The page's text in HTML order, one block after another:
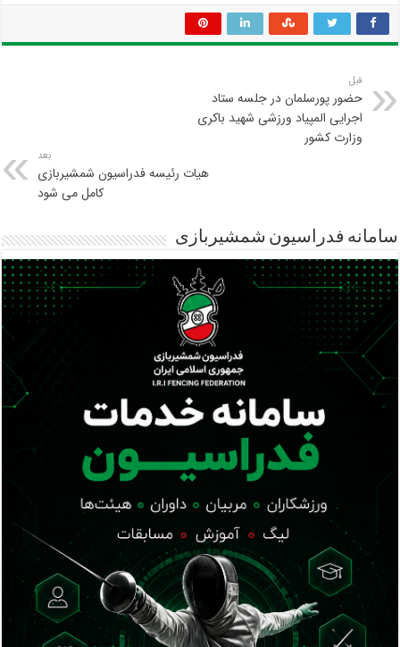
قبل
حضور پورسلمان در جلسه ستاد
اجرایی المپیاد ورزشی شهید باکری
وزارت کشور
بعد
هیات رئیسه فدراسیون شمشیربازی
کامل می شود
سامانه فدراسیون شمشیربازی